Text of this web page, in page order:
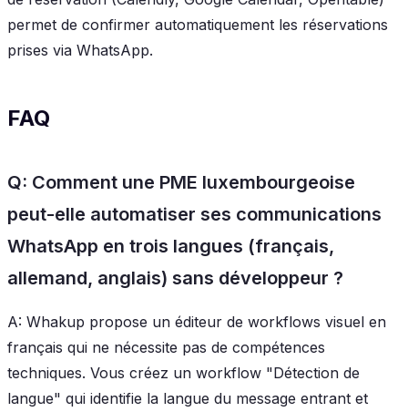
permet de confirmer automatiquement les réservations
prises via WhatsApp.
FAQ
Q: Comment une PME luxembourgeoise
peut-elle automatiser ses communications
WhatsApp en trois langues (français,
allemand, anglais) sans développeur ?
A: Whakup propose un éditeur de workflows visuel en
français qui ne nécessite pas de compétences
techniques. Vous créez un workflow "Détection de
langue" qui identifie la langue du message entrant et